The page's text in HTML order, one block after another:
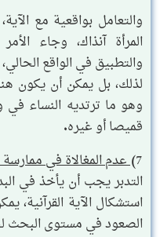
والتعامل بواقعية مع
المرأة آنذاك، وجاء
والتطبيق في الواقع
لذلك، بل يمكن أن يكون
وهو ما ترتديه النساء في
قميصا أو غيره.
7) عدم المغالاة في ممارسة
التدبر يجب أن يأخذ في
استشكال الآية القرآنية،
الصعود في مستوى البحث